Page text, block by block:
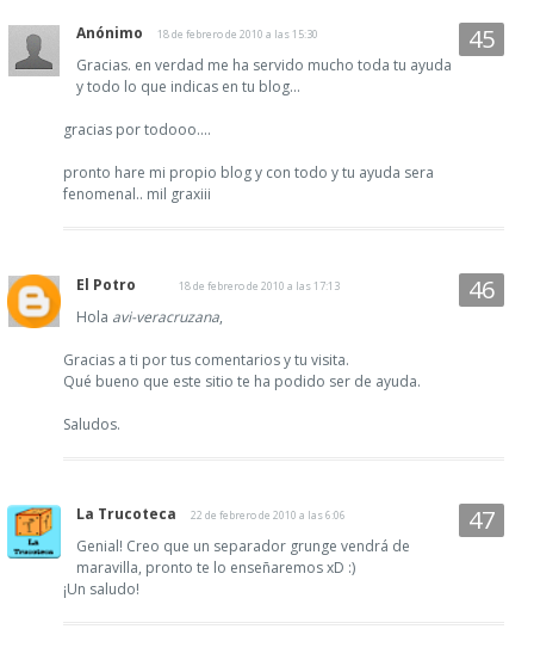
Anónimo 18 de febrero de 2010 a las 15:30
Gracias. en verdad me ha servido mucho toda tu ayuda
y todo lo que indicas en tu blog...
gracias por todooo....
pronto hare mi propio blog y con todo y tu ayuda sera
fenomenal.. mil graxiii
El Potro 18 de febrero de 2010 a las 17:13
Hola avi-veracruzana,
Gracias a ti por tus comentarios y tu visita.
Qué bueno que este sitio te ha podido ser de ayuda.
Saludos.
La Trucoteca 22 de febrero de 2010 a las 6:06
Genial! Creo que un separador grunge vendrá de
maravilla, pronto te lo enseñaremos xD :)
¡Un saludo!